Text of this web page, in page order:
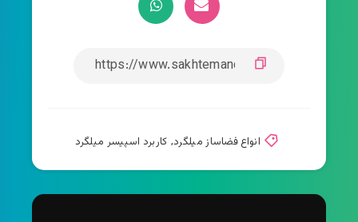
انواع فضاساز میلگرد, کاربرد اسپیسر میلگرد